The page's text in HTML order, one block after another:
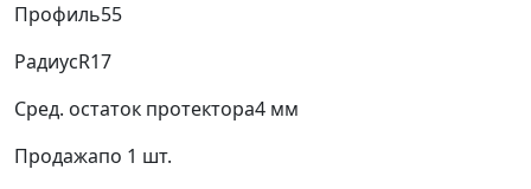
Профиль55
РадиусR17
Сред. остаток протектора4 мм
Продажапо 1 шт.